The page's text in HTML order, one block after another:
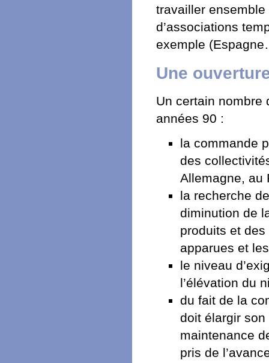
travailler
d’associations
exemple
Une
Un certain nombre
années 90 :
la commande
des
Allemagne, au
la recherche
diminution de
produits et
apparues et
le niveau
l’élévation du
du fait de la
doit élargir son
maintenance
pris de